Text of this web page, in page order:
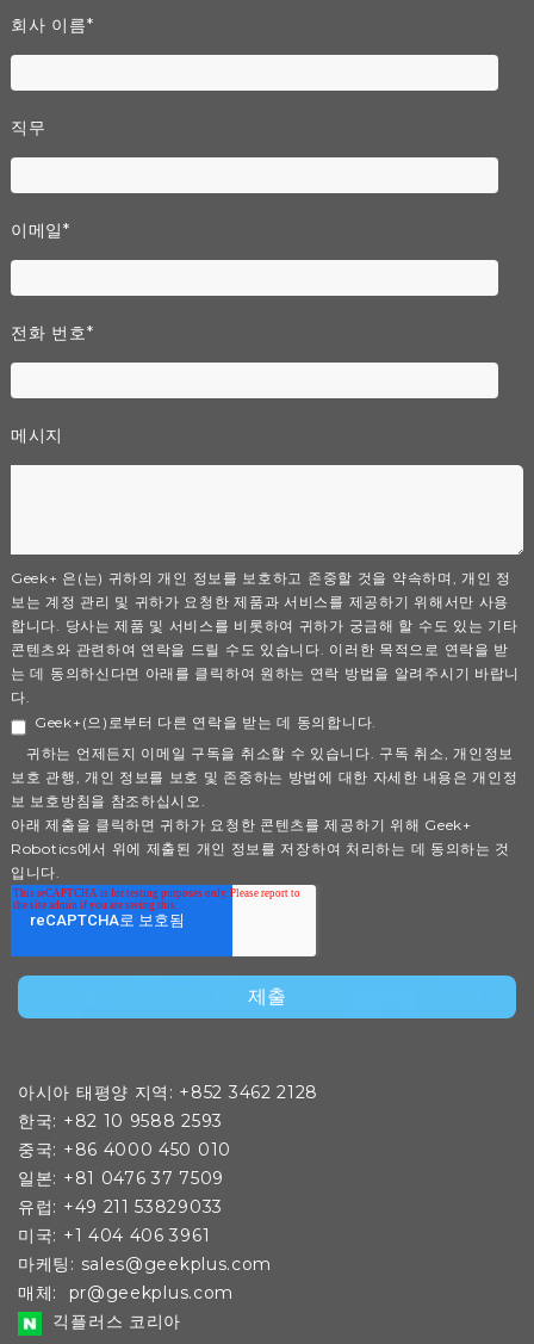
회사 이름*
직무
이메일*
전화 번호*
메시지
Geek+ 은(는) 귀하의 개인 정보를 보호하고 존중할 것을 약속하며, 개인 정
보는 계정 관리 및 귀하가 요청한 제품과 서비스를 제공하기 위해서만 사용
합니다. 당사는 제품 및 서비스를 비롯하여 귀하가 궁금해 할 수도 있는 기타
콘텐츠와 관련하여 연락을 드릴 수도 있습니다. 이러한 목적으로 연락을 받
는 데 동의하신다면 아래를 클릭하여 원하는 연락 방법을 알려주시기 바랍니
다.
Geek+(으)로부터 다른 연락을 받는 데 동의합니다.
귀하는 언제든지 이메일 구독을 취소할 수 있습니다. 구독 취소, 개인정보
보호 관행, 개인 정보를 보호 및 존중하는 방법에 대한 자세한 내용은 개인정
보 보호방침을 참조하십시오.
아래 제출을 클릭하면 귀하가 요청한 콘텐츠를 제공하기 위해 Geek+
Robotics에서 위에 제출된 개인 정보를 저장하여 처리하는 데 동의하는 것
입니다.
아시아 태평양 지역: +852 3462 2128
한국: +82 10 9588 2593
중국: +86 4000 450 010
일본: +81 0476 37 7509
유럽: +49 211 53829033
미국: +1 404 406 3961
마케팅: sales@geekplus.com
매체: pr@geekplus.com
긱플러스 코리아